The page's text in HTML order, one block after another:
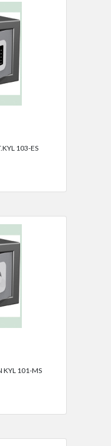
103-ES
KYL 101-MS